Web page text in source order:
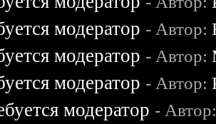
модератор - Автор:
модератор - Автор:
модератор - Автор:
модератор -